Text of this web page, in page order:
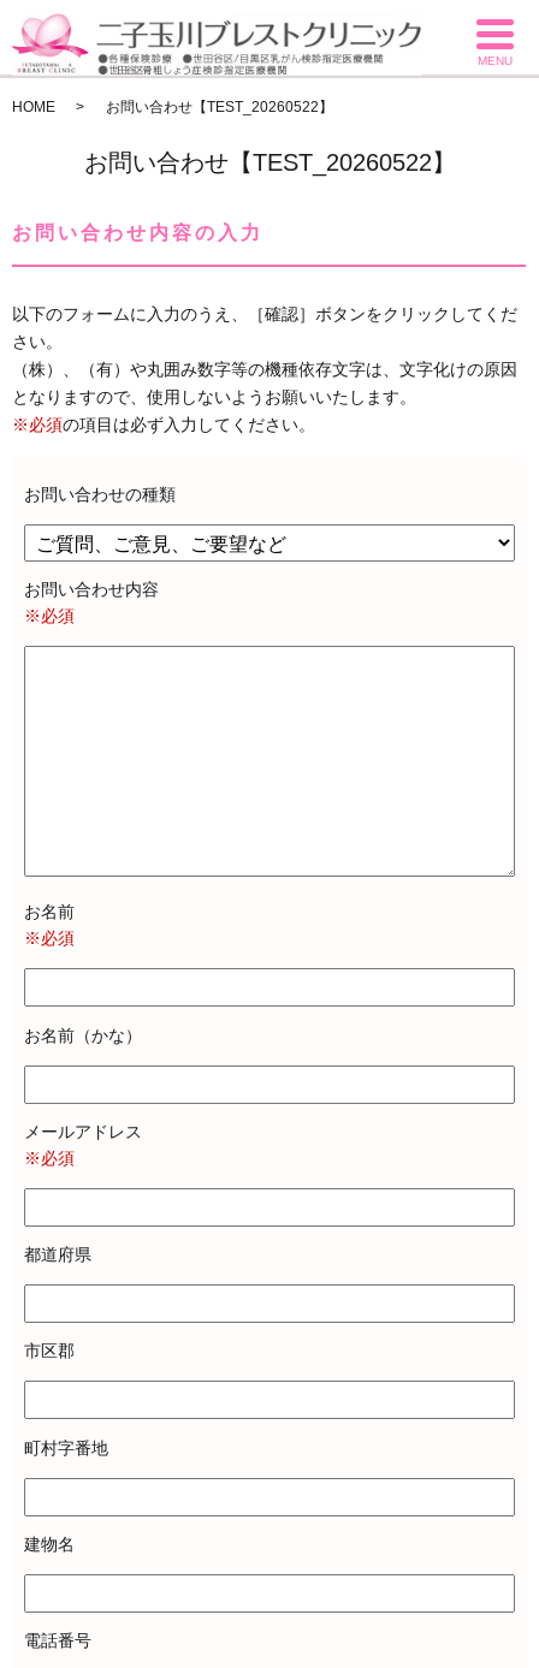
MENU
HOME お問い合わせ【TEST_20260522】
お問い合わせ【TEST_20260522】
お問い合わせ内容の入力
以下のフォームに入力のうえ、［確認］ボタンをクリックしてくだ
さい。
（株）、（有）や丸囲み数字等の機種依存文字は、文字化けの原因
となりますので、使用しないようお願いいたします。
※必須の項目は必ず入力してください。
お問い合わせの種類
お問い合わせ内容
※必須
お名前
※必須
お名前（かな）
メールアドレス
※必須
都道府県
市区郡
町村字番地
建物名
電話番号